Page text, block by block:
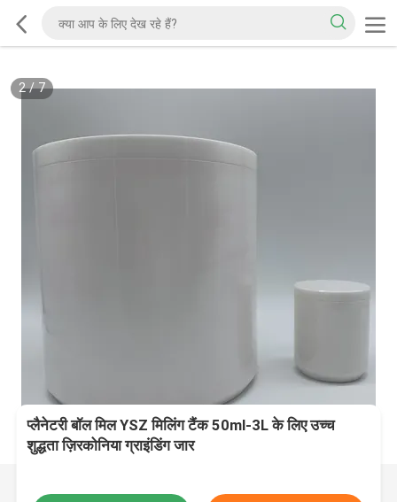
2/7
प्लैनेटरी बॉल मिल YSZ मिलिंग टैंक 50ml-3L के लिए उच्च
शुद्धता ज़िरकोनिया ग्राइंडिंग जार